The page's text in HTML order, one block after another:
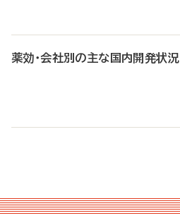
薬効・会社別の主な国内開発状況